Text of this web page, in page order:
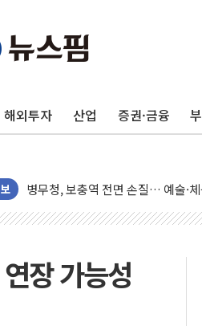
해외투자 산업 증권·금융
하나금융, 명동 소상공인에 '행복상
홈플러스發 대형마트 판매, 역대
윤준병·이해민 의원, '정부 특사'로
여야, 황희 '버스 하우스' 공방…野 "
풀무원재단, '국제과학연극제 2026'
장 가능성